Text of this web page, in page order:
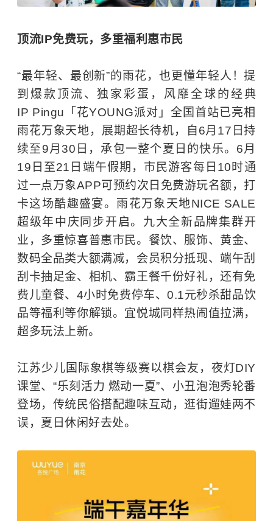
顶流IP免费玩，多重福利惠市民
“最年轻、最创新”的雨花，也更懂年轻人！提
到爆款顶流、独家彩蛋，风靡全球的经典
IP Pingu「花YOUNG派对」全国首站已亮相
雨花万象天地，展期超长待机，自6月17日持
续至9月30日，承包一整个夏日的快乐。6月
19日至21日端午假期，市民游客每日10时通
过一点万象APP可预约次日免费游玩名额，打
卡这场酷趣盛宴。雨花万象天地NICE SALE
超级年中庆同步开启。九大全新品牌集群开
业，多重惊喜普惠市民。餐饮、服饰、黄金、
数码全品类大额满减，会员积分抵现、端午刮
刮卡抽足金、相机、霸王餐千份好礼，还有免
费儿童餐、4小时免费停车、0.1元秒杀甜品饮
品等福利等你解锁。宜悦城同样热闹值拉满，
超多玩法上新。
江苏少儿国际象棋等级赛以棋会友，夜灯DIY
课堂、“乐刻活力 燃动一夏”、小丑泡泡秀轮番
登场，传统民俗搭配趣味互动，逛街遛娃两不
误，夏日休闲好去处。